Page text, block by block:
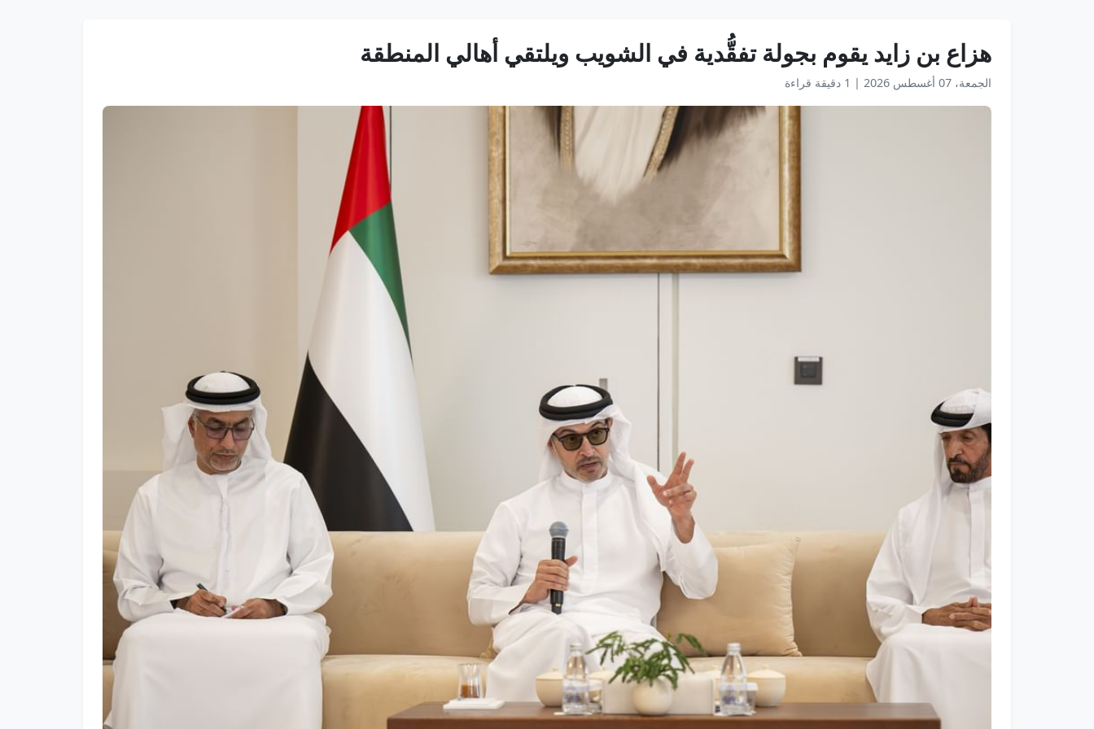
هزاع بن زايد يقوم بجولة تفقُّدية في الشويب ويلتقي أهالي المنطقة
الجمعة، 07 أغسطس 2026 | 1 دقيقة قراءة